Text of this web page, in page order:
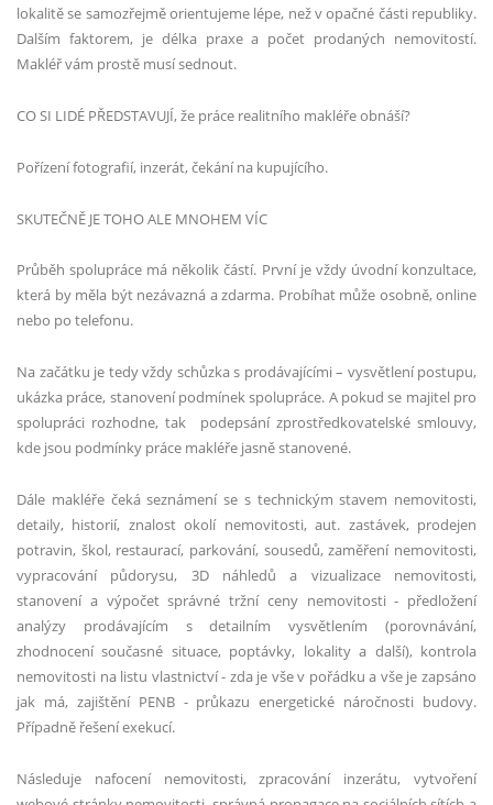
lokalitě se samozřejmě orientujeme lépe, nežv opačné části republiky.
Dalším faktorem, je délka praxe a počet prodaných nemovitostí.
Makléř vám prostě musí sednout.
CO SI LIDÉ PŘEDSTAVUJÍ, že práce realitního makléře obnáší?
Pořízení fotografií, inzerát, čekání na kupujícího.
SKUTEČNĚ JE TOHO ALE MNOHEM VÍC
Průběh spolupráce má několik částí. První je vždy úvodní konzultace,
která by měla být nezávazná a zdarma. Probíhat může osobně, online
nebo po telefonu.
Na začátku je tedy vždy schůzka s prodávajícími – vysvětlení postupu,
ukázka práce, stanovení podmínek spolupráce. A pokud se majitel pro
spolupráci rozhodne, tak podepsání zprostředkovatelskésmlouvy,
kde jsou podmínky práce makléře jasně stanovené.
Dále makléře čeká seznámení se s technickým stavem nemovitosti,
detaily, historií, znalost okolí nemovitosti, aut. zastávek, prodejen
potravin, škol, restaurací, parkování, sousedů, zaměření nemovitosti,
vypracování půdorysu, 3D náhledů a vizualizace nemovitosti,
stanovení a výpočet správné tržní ceny nemovitosti - předložení
analýzy prodávajícím s detailním vysvětlením (porovnávání,
zhodnocení současné situace, poptávky, lokality a další), kontrola
nemovitosti na listu vlastnictví - zda je vše v pořádku a vše je zapsáno
jak má, zajištění PENB - průkazu energetické náročnosti budovy.
Případně řešení exekucí.
Následuje nafocení nemovitosti, zpracování inzerátu, vytvoření